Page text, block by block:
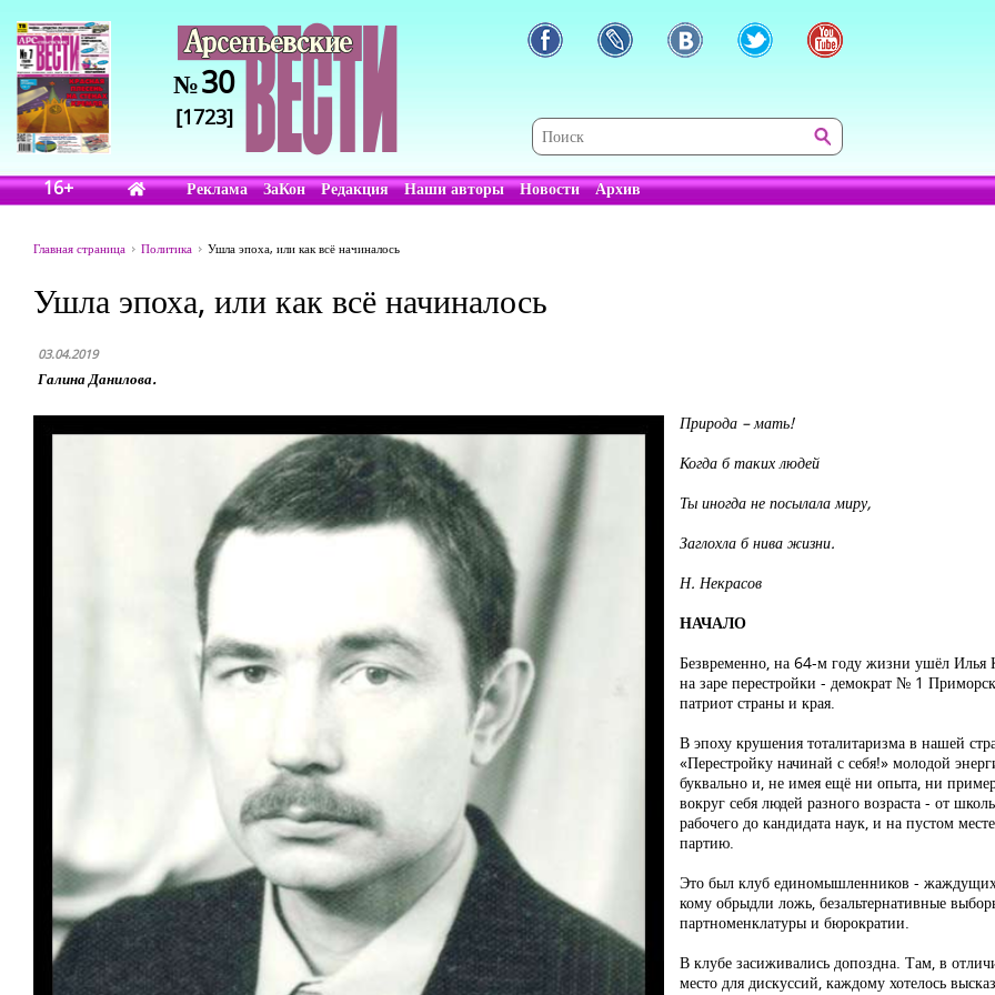
№30
[1723]
16+ Реклама ЗаКон Редакция Наши авторы Новости Архив
Главная страница Политика Ушла эпоха, или как всё начиналось
Ушла эпоха, или как всё начиналось
03.04.2019
Галина Данилова.
Природа – мать!
Когда б таких людей
Ты иногда не посылала миру,
Заглохла б нива жизни.
Н. Некрасов
НАЧАЛО
Безвременно, на 64-м году жизни ушёл Илья
на заре перестройки - демократ № 1
патриот страны и края.
В эпоху крушения тоталитаризма в нашей
«Перестройку начинай с себя!» молодой
буквально и, не имея ещё ни опыта, ни
вокруг себя людей разного возраста - от
рабочего до кандидата наук, и на пустом
партию.
Это был клуб единомышленников - жаждущих
кому обрыдли ложь, безальтернативные
партноменклатуры и бюрократии.
В клубе засиживались допоздна. Там, в
место для дискуссий, каждому хотелось